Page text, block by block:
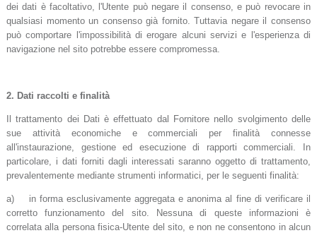
dei dati è facoltativo, l'Utente può negare il consenso, e può revocare in
qualsiasi momento un consenso già fornito. Tuttavia negare il consenso
può comportare l'impossibilità di erogare alcuni servizi e l'esperienza di
navigazione nel sito potrebbe essere compromessa.
2. Dati raccolti e finalità
Il trattamento dei Dati è effettuato dal Fornitore nello svolgimento delle
sue attività economiche e commerciali per finalità connesse
all'instaurazione, gestione ed esecuzione di rapporti commerciali. In
particolare, i dati forniti dagli interessati saranno oggetto di trattamento,
prevalentemente mediante strumenti informatici, per le seguenti finalità:
a) in forma esclusivamente aggregata e anonima al fine di verificare il
corretto funzionamento del sito. Nessuna di queste informazioni è
correlata alla persona fisica-Utente del sito, e non ne consentono in alcun